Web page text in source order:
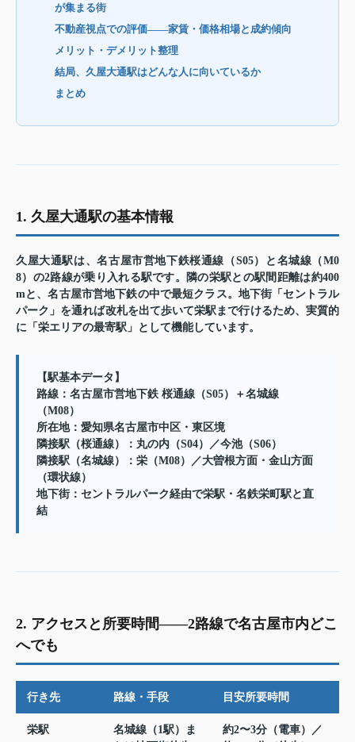
が集まる街
不動産視点での評価——家賃・価格相場と成約傾向
メリット・デメリット整理
結局、久屋大通駅はどんな人に向いているか
まとめ
1. 久屋大通駅の基本情報
久屋大通駅は、名古屋市営地下鉄桜通線（S05）と名城線（M0
8）の2路線が乗り入れる駅です。隣の栄駅との駅間距離は約400
mと、名古屋市営地下鉄の中で最短クラス。地下街「セントラル
パーク」を通れば改札を出て歩いて栄駅まで行けるため、実質的
に「栄エリアの最寄駅」として機能しています。
【駅基本データ】
路線：名古屋市営地下鉄 桜通線（S05）＋名城線
（M08）
所在地：愛知県名古屋市中区・東区境
隣接駅（桜通線）：丸の内（S04）／今池（S06）
隣接駅（名城線）：栄（M08）／大曽根方面・金山方面
（環状線）
地下街：セントラルパーク経由で栄駅・名鉄栄町駅と直
結
2. アクセスと所要時間——2路線で名古屋市内どこ
へでも
行き先 路線・手段 目安所要時間
栄駅
名城線（1駅）ま
約2〜3分（電車）／